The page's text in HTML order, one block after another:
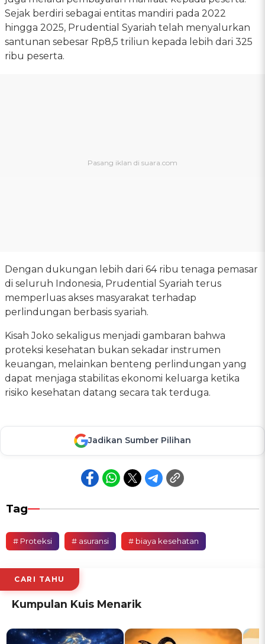
Sejak berdiri sebagai entitas mandiri pada 2022
hingga 2025, Prudential Syariah telah menyalurkan
santunan sebesar Rp8,5 triliun kepada lebih dari 325
ribu peserta.
Dengan dukungan lebih dari 64 ribu tenaga pemasar
di seluruh Indonesia, Prudential Syariah terus
memperluas akses masyarakat terhadap
perlindungan berbasis syariah.
Kisah Joko sekaligus menjadi gambaran bahwa
proteksi kesehatan bukan sekadar instrumen
keuangan, melainkan benteng perlindungan yang
dapat menjaga stabilitas ekonomi keluarga ketika
risiko kesehatan datang secara tak terduga.
Jadikan Sumber Pilihan
Tag
# Proteksi # asuransi # biaya kesehatan
CARI TAHU
Kumpulan Kuis Menarik